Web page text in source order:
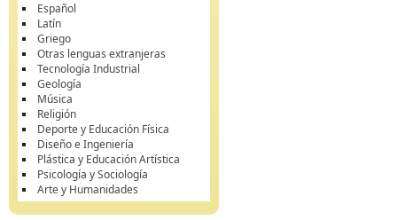
Español
Latín
Griego
Otras lenguas extranjeras
Tecnología Industrial
Geología
Música
Religión
Deporte y Educación Física
Diseño e Ingeniería
Plástica y Educación Artística
Psicología y Sociología
Arte y Humanidades